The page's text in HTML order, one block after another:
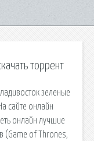
торрент
зеленые
сайте онлайн
онлайн лучшие
(Game of Thrones,